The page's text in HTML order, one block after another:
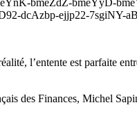
bmeZdZ-bmeYyD-
dcAzbp-ejjp22-7sgiNY-
l’entente est parfaite
des Finances, Michel